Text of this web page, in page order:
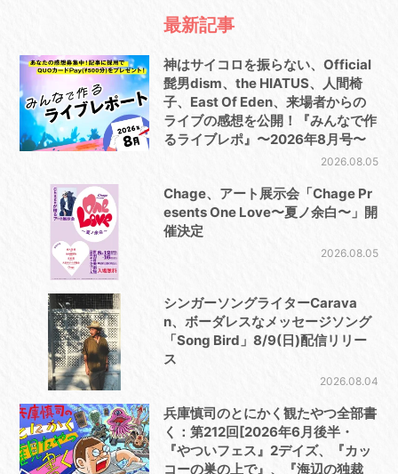
最新記事
神はサイコロを振らない、Official
髭男dism、the HIATUS、人間椅
子、East Of Eden、来場者からの
ライブの感想を公開！『みんなで作
るライブレポ』〜2026年8月号〜
2026.08.05
Chage、アート展示会「Chage Pr
esents One Love〜夏ノ余白〜」開
催決定
2026.08.05
シンガーソングライターCarava
n、ボーダレスなメッセージソング
「Song Bird」8/9(日)配信リリー
ス
2026.08.04
兵庫慎司のとにかく観たやつ全部書
く：第212回[2026年6月後半・
『やついフェス』2デイズ、『カッ
コーの巣の上で』、『海辺の独裁